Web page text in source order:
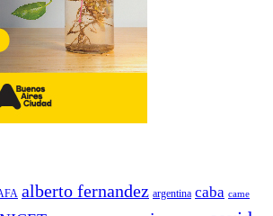
alberto fernandez argentina caba came